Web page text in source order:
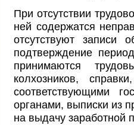
При отсутствии
ней содержатся
отсутствуют записи
подтверждение
принимаются
колхозников,
соответствующими
органами, выписки из
на выдачу заработной